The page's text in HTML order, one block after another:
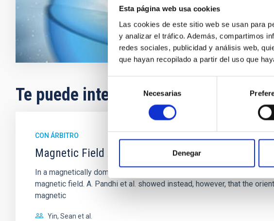
Esta página web usa cookies
Las cookies de este sitio web se usan para
y analizar el tráfico. Además, compartimos
redes sociales, publicidad y análisis web,
que hayan recopilado a partir del uso que
de
consentimiento
Necesarias
Denegar
En ejecución
Te puede interesar
CON ÁRBITRO
Magnetic Field Alignment with Dense Cores in
In a magnetically dominated model of star formation, we expect to
magnetic field. A. Pandhi et al. showed instead, however, that the
magnetic
Yin, Sean et al.